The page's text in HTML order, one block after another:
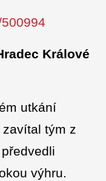
Králové
utkání
tým z
výhru.